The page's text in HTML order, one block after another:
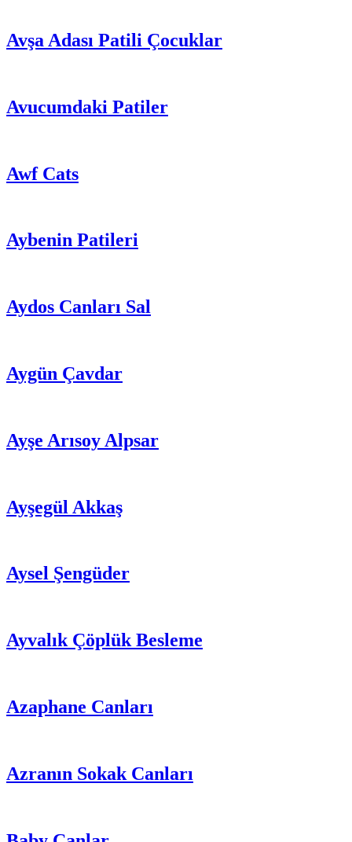
Avşa Adası Patili Çocuklar
Avucumdaki Patiler
Awf Cats
Aybenin Patileri
Aydos Canları Sal
Aygün Çavdar
Ayşe Arısoy Alpsar
Ayşegül Akkaş
Aysel Şengüder
Ayvalık Çöplük Besleme
Azaphane Canları
Azranın Sokak Canları